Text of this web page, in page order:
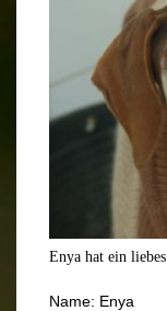
Enya hat ein
Name: Enya